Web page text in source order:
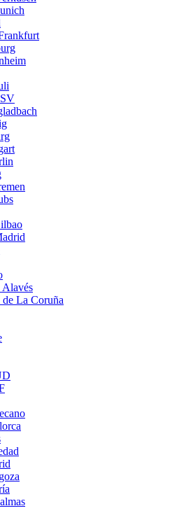
La Coruña